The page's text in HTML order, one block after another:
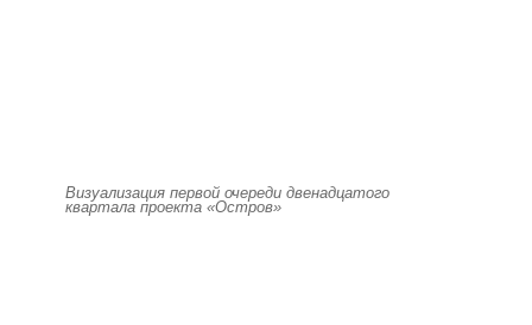
Визуализация первой очереди двенадцатого
квартала проекта «Остров»